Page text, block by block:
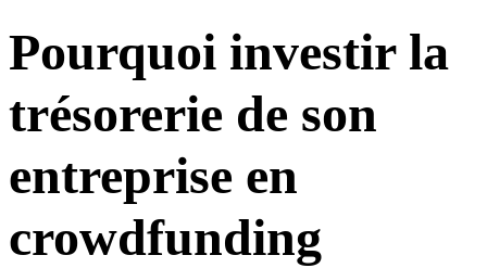
Pourquoi investir la
trésorerie de son
entreprise en
crowdfunding